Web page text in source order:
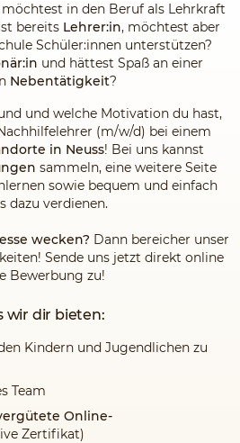
in den Beruf als Lehrkraft
bereits Lehrer:in, möchtest aber
Schüler:innen unterstützen?
und hättest Spaß an einer
Nebentätigkeit?
und welche Motivation du hast,
(m/w/d) bei einem
in Neuss! Bei uns kannst
sammeln, eine weitere Seite
sowie bequem und einfach
dazu verdienen.
wecken? Dann bereicher unser
Sende uns jetzt direkt online
Bewerbung zu!
wir dir bieten:
Kindern und Jugendlichen zu
Team
Online-
Zertifikat)